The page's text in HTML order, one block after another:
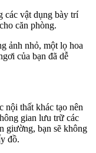
các vật dụng bày trí
căn phòng.
ảnh nhỏ, một lọ hoa
của bạn đã dễ
nội thất khác tạo nên
gian lưu trữ các
giường, bạn sẽ không
đồ.